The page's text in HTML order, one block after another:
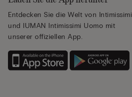
Entdecken Sie die Welt von Intimissimi
und IUMAN Intimissimi Uomo mit
unserer offiziellen App.